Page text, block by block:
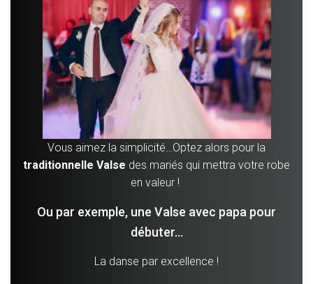
Vous aimez la simplicité…Optez alors pour la
traditionnelle Valse des mariés qui mettra votre robe
en valeur !
Ou par exemple, une Valse avec papa pour
débuter…
La danse par excellence !